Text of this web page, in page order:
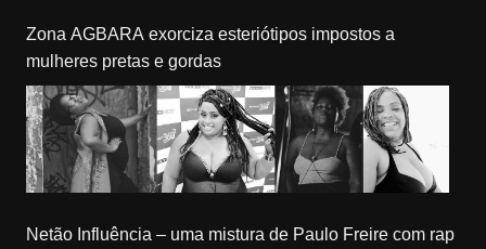
Zona AGBARA exorciza esteriótipos impostos a
mulheres pretas e gordas
Netão Influência – uma mistura de Paulo Freire com rap